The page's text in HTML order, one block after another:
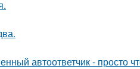
автоответчик - просто